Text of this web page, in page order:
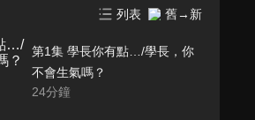
列表 舊→新
第1集 學長你有點…/學長，你
不會生氣嗎？
24分鐘